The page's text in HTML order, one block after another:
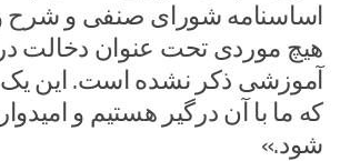
اساسنامه شورای صنفی و شرح
هیچ موردی تحت عنوان دخالت در
آموزشی ذکر نشده است. این
که ما با آن درگیر هستیم و
شود.»